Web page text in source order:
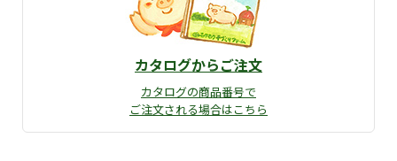
カタログからご注文
カタログの商品番号で
ご注文される場合はこちら